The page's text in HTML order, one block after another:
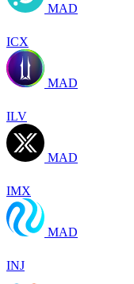
MAD
ICX
MAD
ILV
MAD
IMX
MAD
INJ